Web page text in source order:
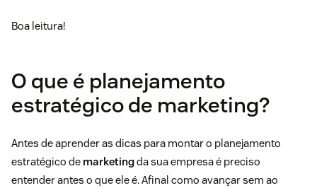
Boa leitura!
O que é planejamento
estratégico de marketing?
Antes de aprender as dicas para montar o planejamento
estratégico de marketingda sua empresa é preciso
entender antes o que ele é. Afinal como avançar sem ao